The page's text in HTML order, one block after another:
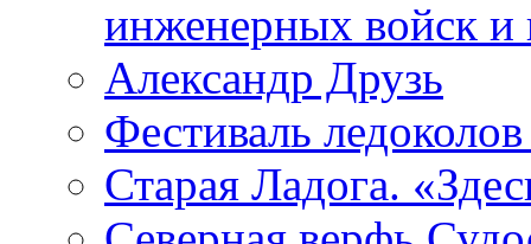
инженерных войск и
Александр Друзь
Фестиваль
Старая Ладога.